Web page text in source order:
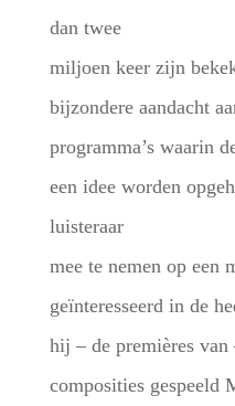
dan twee
miljoen keer zijn
bijzondere aandacht
programma’s waarin
een idee worden
luisteraar
mee te nemen op een
geïnteresseerd in de
hij – de premières van
composities gespeeld